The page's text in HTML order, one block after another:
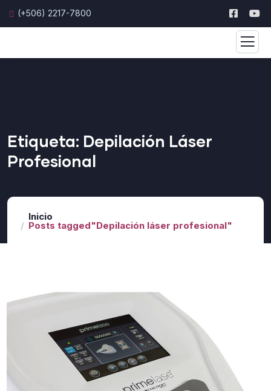
(+506) 2217-7800
Etiqueta: Depilación Láser
Profesional
Inicio
Posts tagged"Depilación láser profesional"